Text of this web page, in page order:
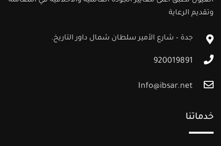
وتقديم الرعاية
جدة – شارع الأمير سلطان شمال داور التاريخ.
920019891
Info@ibsar.net
خدماتنا